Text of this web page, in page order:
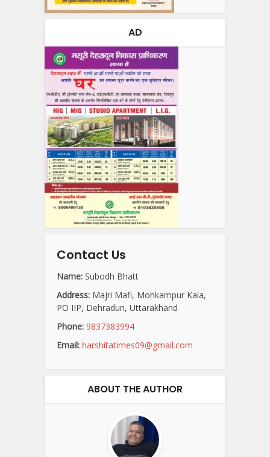
AD
Contact Us
Name: Subodh Bhatt
Address: Majri Mafi, Mohkampur Kala,
PO IIP, Dehradun, Uttarakhand
Phone: 9837383994
Email: harshitatimes09@gmail.com
ABOUT THE AUTHOR